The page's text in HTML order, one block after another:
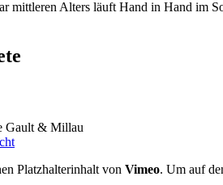
Platzhalterinhalt von Vimeo. Um auf